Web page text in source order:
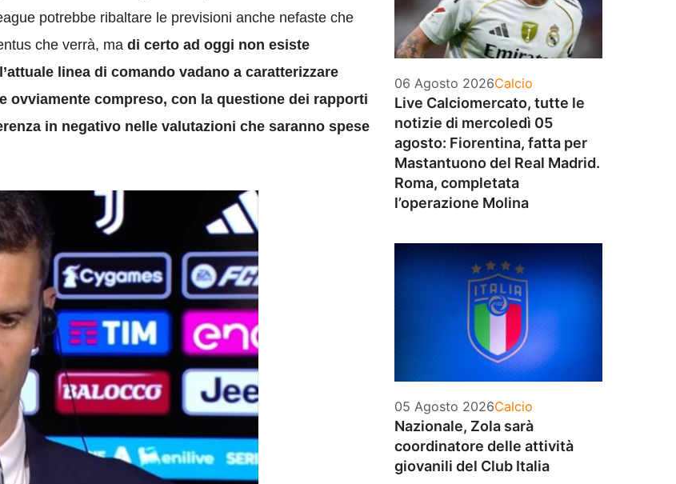
potrebbe ribaltare le previsioni anche nefaste che
che verrà, ma di certo ad oggi non esiste
linea di comando vadano a caratterizzare
ovviamente compreso, con la questione dei rapporti
in negativo nelle valutazioni che saranno spese
06 Agosto 2026Categorie
Calcio
Live Calciomercato, tutte le
notizie di mercoledì 05
agosto: Fiorentina, fatta per
Mastantuono del Real Madrid.
Roma, completata
l’operazione Molina
05 Agosto 2026Categorie
Calcio
Nazionale, Zola sarà
coordinatore delle attività
giovanili del Club Italia